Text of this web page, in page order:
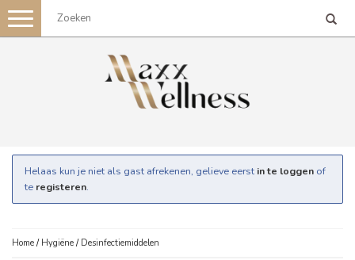
Toggle
navigation
Helaas kun je niet als gast afrekenen, gelieve eerst in te loggen of
te registeren.
Home / Hygiëne / Desinfectiemiddelen